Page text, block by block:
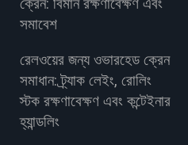
সমাবেশ
রেলওয়ের জন্য ওভারহেড ক্রেন
সমাধান: ট্র্যাক লেইং, রোলিং
স্টক রক্ষণাবেক্ষণ এবং কন্টেইনার
হ্যান্ডলিং